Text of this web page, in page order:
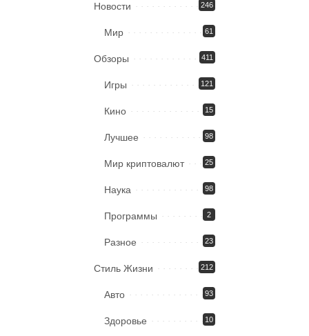
Новости 246
Мир 61
Обзоры 411
Игры 121
Кино 15
Лучшее 98
Мир криптовалют 25
Наука 98
Программы 2
Разное 23
Стиль Жизни 212
Авто 93
Здоровье 10